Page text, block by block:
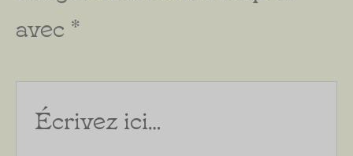
avec *
Écrivez
ici…